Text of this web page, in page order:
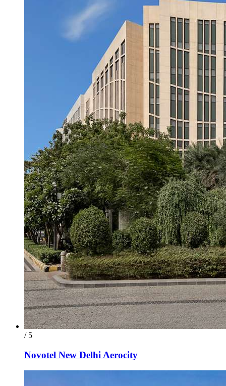
/ 5
Novotel New Delhi Aerocity